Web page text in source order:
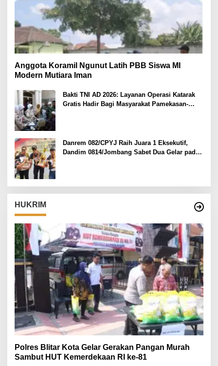
Anggota Koramil Ngunut Latih PBB Siswa MI
Modern Mutiara Iman
Bakti TNI AD 2026: Layanan Operasi Katarak
Gratis Hadir Bagi Masyarakat Pamekasan-
Danrem 082/CPYJ Raih Juara 1 Eksekutif,
Dandim 0814/Jombang Sabet Dua Gelar pada
HUKRIM
Polres Blitar Kota Gelar Gerakan Pangan Murah
Sambut HUT Kemerdekaan RI ke-81